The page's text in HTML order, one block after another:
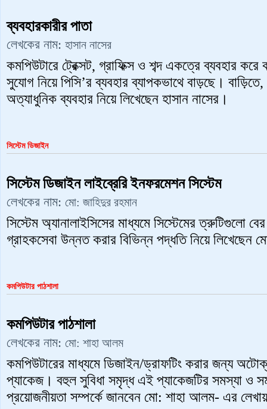
ব্যবহারকারীর পাতা
লেখকের নাম: হাসান নাসের
কমপিউটারে ট্রেক্সট, গ্রাফিক্স ও শব্দ একত্রে ব্যবহার
সুযোগ নিয়ে পিসি’র ব্যবহার ব্যাপকভাথে বাড়ছে।
অত্যাধুনিক ব্যবহার নিয়ে লিখেছেন হাসান নাসের।
সিস্টেম ডিজাইন
সিস্টেম ডিজাইন লাইব্রেরি ইনফরমেশন সিস্টেম
লেখকের নাম: মো: জাহিদুর রহমান
সিস্টেম অ্যানালাইসিসের মাধ্যমে সিস্টেমের ত্রুটিগুলো
গ্রাহকসেবা উন্নত করার বিভিন্ন পদ্ধতি নিয়ে লিখেছেন
কমপিউটার পাঠশালা
কমপিউটার পাঠশালা
লেখকের নাম: মো: শাহা আলম
কমপিউটারের মাধ্যমে ডিজাইন/ড্রাফটিং করার জন্য
প্যাকেজ। বহুল সুবিধা সমৃদ্ধ এই প্যাকেজটির সমস্যা ও
প্রয়োজনীয়তা সম্পর্কে জানবেন মো: শাহা আলম- এর